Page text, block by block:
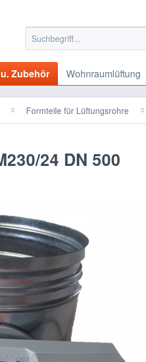
Zubehör Wohnraumlüftung
Formteile für Lüftungsrohre
24 DN 500